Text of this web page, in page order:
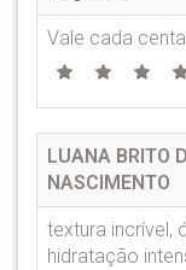
Vale cada
LUANA BRITO
NASCIMENTO
textura incrível,
hidratação